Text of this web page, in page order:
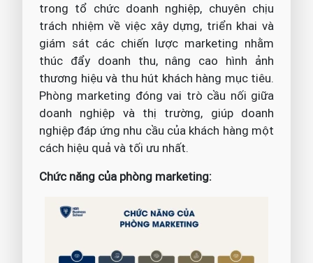
trong tổ chức doanh nghiệp, chuyên chịu
trách nhiệm về việc xây dựng, triển khai và
giám sát các chiến lược marketing nhằm
thúc đẩy doanh thu, nâng cao hình ảnh
thương hiệu và thu hút khách hàng mục tiêu.
Phòng marketing đóng vai trò cầu nối giữa
doanh nghiệp và thị trường, giúp doanh
nghiệp đáp ứng nhu cầu của khách hàng một
cách hiệu quả và tối ưu nhất.
Chức năng của phòng marketing: